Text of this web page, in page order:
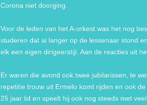
Corona niet doorging.
Voor de leden van het A-orkest was het nog
studeren dat al langer op de lessenaar stond
elk een eigen dirigeerstijl. Aan de reacties uit
Er waren die avond ook twee jubilarissen, te
repetitie trouw uit Ermelo komt rijden en ook
25 jaar lid en speelt hij ook nog steeds met